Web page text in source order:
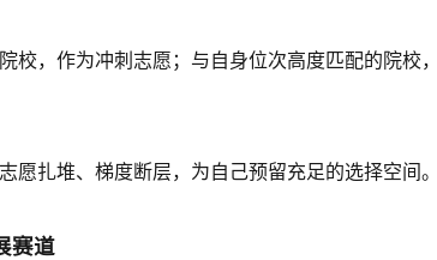
校，作为冲刺志愿；与自身位次高度匹配的院校
愿扎堆、梯度断层，为自己预留充足的选择空间。
赛道